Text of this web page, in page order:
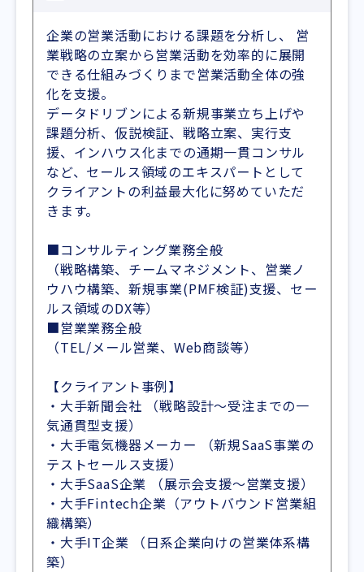
企業の営業活動における課題を分析し、 営
業戦略の立案から営業活動を効率的に展開
できる仕組みづくりまで営業活動全体の強
化を支援。
データドリブンによる新規事業立ち上げや
課題分析、仮説検証、戦略立案、実行支
援、インハウス化までの通期一貫コンサル
など、セールス領域のエキスパートとして
クライアントの利益最大化に努めていただ
きます。
■コンサルティング業務全般
（戦略構築、チームマネジメント、営業ノ
ウハウ構築、新規事業(PMF検証)支援、セー
ルス領域のDX等）
■営業業務全般
（TEL/メール営業、Web商談等）
【クライアント事例】
・大手新聞会社 （戦略設計～受注までの一
気通貫型支援）
・大手電気機器メーカー （新規SaaS事業の
テストセールス支援）
・大手SaaS企業 （展示会支援～営業支援）
・大手Fintech企業（アウトバウンド営業組
織構築）
・大手IT企業 （日系企業向けの営業体系構
築）